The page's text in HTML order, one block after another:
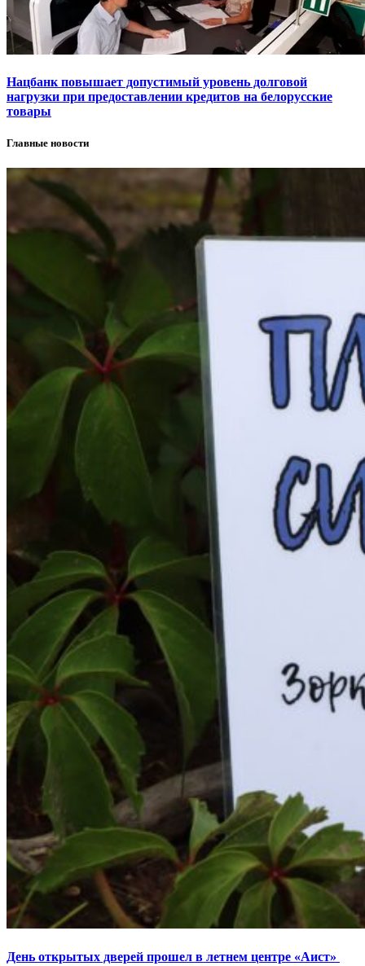
Нацбанк повышает допустимый уровень долговой
нагрузки при предоставлении кредитов на белорусские
товары
Главные новости
День открытых дверей прошел в летнем центре «Аист»